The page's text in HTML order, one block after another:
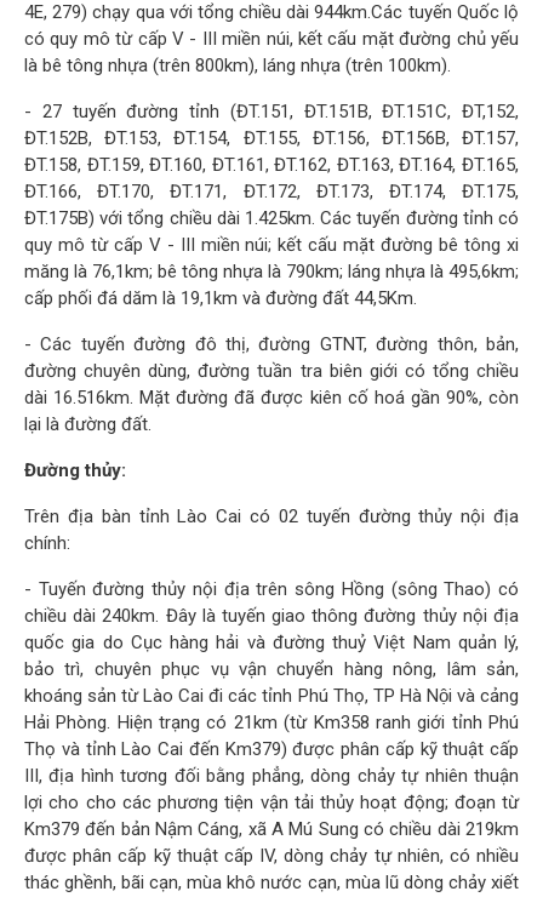
4E, 279) chạy qua với tổng chiều dài 944km.Các tuyến Quốc lộ
có quy mô từ cấp V - III miền núi, kết cấu mặt đường chủ yếu
là bê tông nhựa (trên 800km), láng nhựa (trên 100km).
- 27 tuyến đường tỉnh (ĐT.151, ĐT.151B, ĐT.151C, ĐT,152,
ĐT.152B, ĐT.153, ĐT.154, ĐT.155, ĐT.156, ĐT.156B, ĐT.157,
ĐT.158, ĐT.159, ĐT.160, ĐT.161, ĐT.162, ĐT.163, ĐT.164, ĐT.165,
ĐT.166, ĐT.170, ĐT.171, ĐT.172, ĐT.173, ĐT.174, ĐT.175,
ĐT.175B) với tổng chiều dài 1.425km. Các tuyến đường tỉnh có
quy mô từ cấp V - III miền núi; kết cấu mặt đường bê tông xi
măng là 76,1km; bê tông nhựa là 790km; láng nhựa là 495,6km;
cấp phối đá dăm là 19,1km và đường đất 44,5Km.
- Các tuyến đường đô thị, đường GTNT, đường thôn, bản,
đường chuyên dùng, đường tuần tra biên giới có tổng chiều
dài 16.516km. Mặt đường đã được kiên cố hoá gần 90%, còn
lại là đường đất.
Đường thủy:
Trên địa bàn tỉnh Lào Cai có 02 tuyến đường thủy nội địa
chính:
- Tuyến đường thủy nội địa trên sông Hồng (sông Thao) có
chiều dài 240km. Đây là tuyến giao thông đường thủy nội địa
quốc gia do Cục hàng hải và đường thuỷ Việt Nam quản lý,
bảo trì, chuyên phục vụ vận chuyển hàng nông, lâm sản,
khoáng sản từ Lào Cai đi các tỉnh Phú Thọ, TP Hà Nội và cảng
Hải Phòng. Hiện trạng có 21km (từ Km358 ranh giới tỉnh Phú
Thọ và tỉnh Lào Cai đến Km379) được phân cấp kỹ thuật cấp
III, địa hình tương đối bằng phẳng, dòng chảy tự nhiên thuận
lợi cho cho các phương tiện vận tải thủy hoạt động; đoạn từ
Km379 đến bản Nậm Cáng, xã A Mú Sung có chiều dài 219km
được phân cấp kỹ thuật cấp IV, dòng chảy tự nhiên, có nhiều
thác ghềnh, bãi cạn, mùa khô nước cạn, mùa lũ dòng chảy xiết